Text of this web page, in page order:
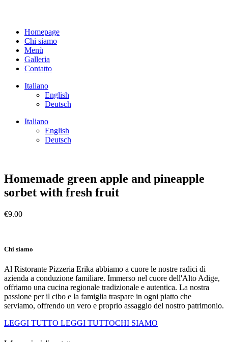
Homepage
Chi siamo
Menù
Galleria
Contatto
Italiano
English
Deutsch
Italiano
English
Deutsch
Homemade green apple and pineapple
sorbet with fresh fruit
€9.00
Chi siamo
Al Ristorante Pizzeria Erika abbiamo a cuore le nostre radici di
azienda a conduzione familiare. Immerso nel cuore dell'Alto Adige,
offriamo una cucina regionale tradizionale e autentica. La nostra
passione per il cibo e la famiglia traspare in ogni piatto che
serviamo, offrendo un vero e proprio assaggio del nostro patrimonio.
LEGGI TUTTO LEGGI TUTTOCHI SIAMO